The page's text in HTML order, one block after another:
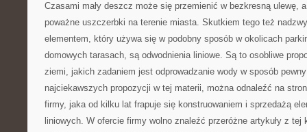
Czasami mały deszcz może się przemienić w bezkresną ulewę,
poważne uszczerbki na terenie miasta. Skutkiem tego też
elementem, który używa się w podobny sposób w okolicach
domowych tarasach, są odwodnienia liniowe. Są to osobliwe
ziemi, jakich zadaniem jest odprowadzanie wody w sposób
najciekawszych propozycji w tej materii, można odnaleźć na
firmy, jaka od kilku lat frapuje się konstruowaniem i sprzedażą
liniowych. W ofercie firmy wolno znaleźć przeróżne artykuły z tej